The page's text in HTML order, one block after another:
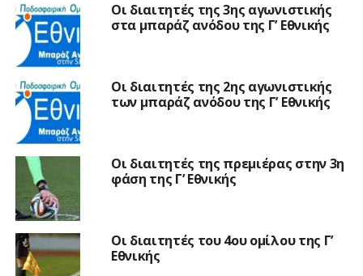
Οι διαιτητές της 3ης αγωνιστικής
στα μπαράζ ανόδου της Γ’ Εθνικής
Οι διαιτητές της 2ης αγωνιστικής
των μπαράζ ανόδου της Γ’ Εθνικής
Οι διαιτητές της πρεμιέρας στην 3η
φάση της Γ’ Εθνικής
Οι διαιτητές του 4ου ομίλου της Γ’
Εθνικής